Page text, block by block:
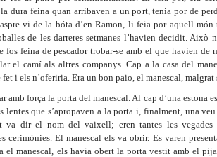
la dura feina quan arribaven a un port, tenia por de
vi de la bóta d’en Ramon, li feia por aquell
de les darreres setmanes l’havien decidit. Això
fos feina de pescador trobar-se amb el que havien de
el camí als altres companys. Cap a la casa del
i els n’oferiria. Era un bon paio, el manescal, malgrat
amb força la porta del manescal. Al cap d’una estona
lentes que s’apropaven a la porta i, finalment, una
va dir el nom del vaixell; eren tantes les
cerimònies. El manescal els va obrir. Es varen
el manescal, els havia obert la porta vestit amb el